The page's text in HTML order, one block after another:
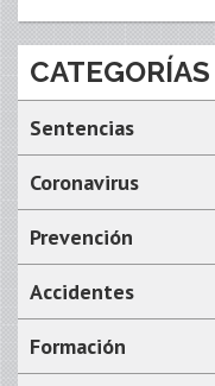
CATEGORÍAS
Sentencias
Coronavirus
Prevención
Accidentes
Formación